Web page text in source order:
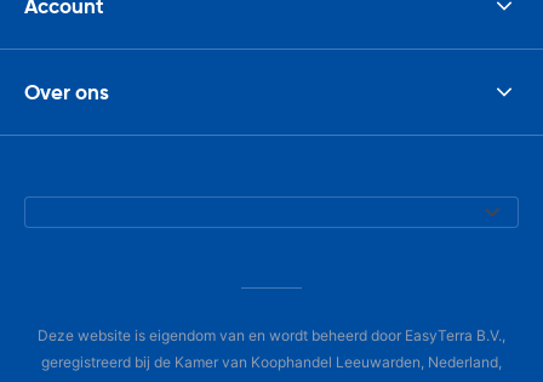
Account
Over ons
Deze website is eigendom van en wordt beheerd door EasyTerra B.V.,
geregistreerd bij de Kamer van Koophandel Leeuwarden, Nederland,